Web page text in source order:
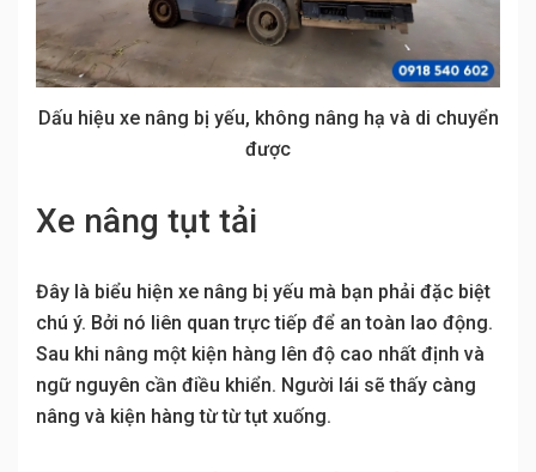
Dấu hiệu xe nâng bị yếu, không nâng hạ và di chuyển
được
Xe nâng tụt tải
Đây là biểu hiện xe nâng bị yếu mà bạn phải đặc biệt
chú ý. Bởi nó liên quan trực tiếp để an toàn lao động.
Sau khi nâng một kiện hàng lên độ cao nhất định và
ngữ nguyên cần điều khiển. Người lái sẽ thấy càng
nâng và kiện hàng từ từ tụt xuống.